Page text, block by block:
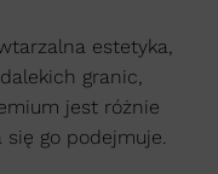
estetyka,
granic,
jest różnie
go podejmuje.